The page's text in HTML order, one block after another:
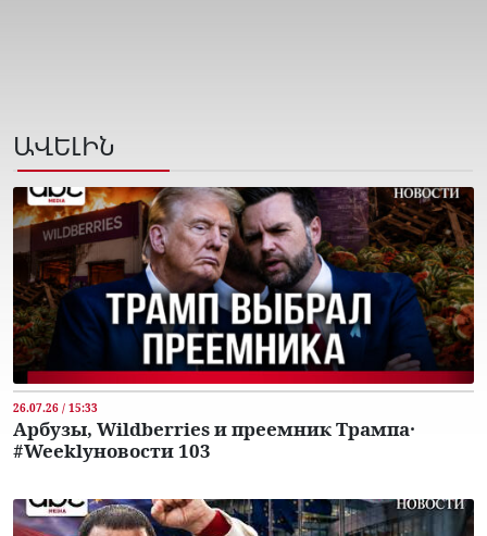
ԱՎԵԼԻՆ
26.07.26 / 15:33
Арбузы, Wildberries и преемник Трампа․
#Weeklyновости 103